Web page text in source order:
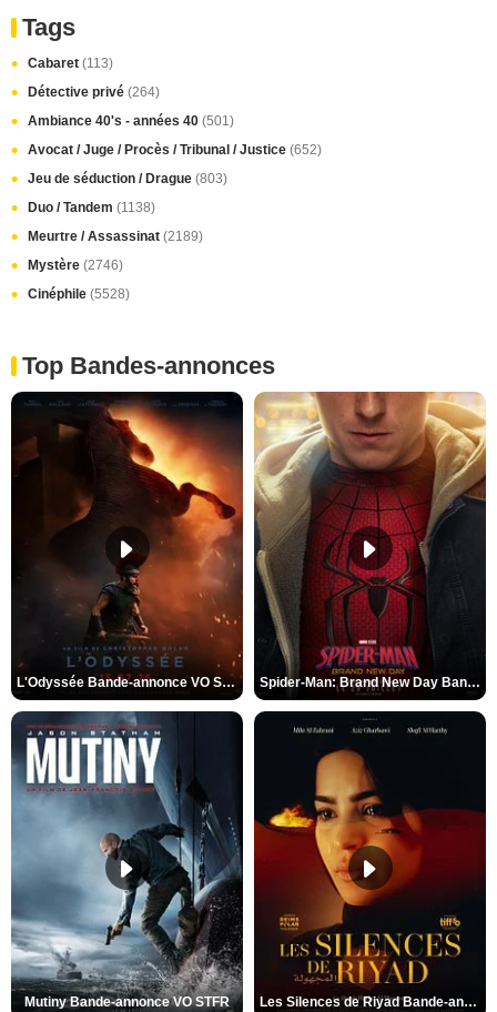
Tags
Cabaret (113)
Détective privé (264)
Ambiance 40's - années 40 (501)
Avocat / Juge / Procès / Tribunal / Justice (652)
Jeu de séduction / Drague (803)
Duo / Tandem (1138)
Meurtre / Assassinat (2189)
Mystère (2746)
Cinéphile (5528)
Top Bandes-annonces
L'Odyssée Bande-annonce VO STFR Spider-Man: Brand New Day Bande-annonce VO STFR
Mutiny Bande-annonce VO STFR Les Silences de Riyad Bande-annonce VO STFR